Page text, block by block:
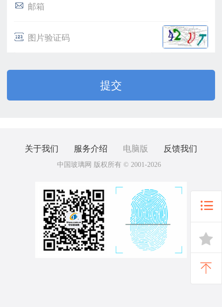
 邮箱
 图片验证码
提交
关于我们 服务介绍 电脑版 反馈我们
中国玻璃网 版权所有 © 2001-2026


